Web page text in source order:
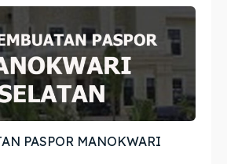
PASPOR MANOKWARI